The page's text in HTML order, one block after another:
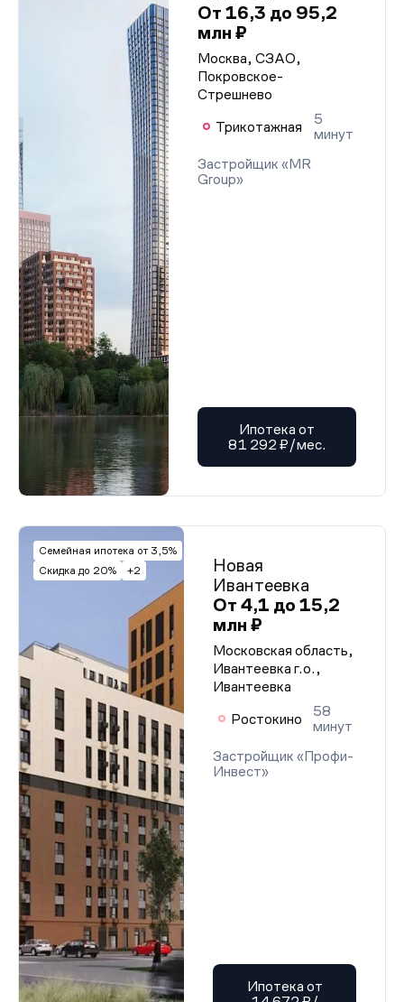
От 16,3 до 95,2
млн ₽
Москва, СЗАО,
Покровское-
Стрешнево
Трикотажная
5
минут
Застройщик «MR
Group»
Ипотека от
81 292 ₽/мес.
Семейная ипотека от 3,5%
Скидка до 20%
+2
Новая
Ивантеевка
От 4,1 до 15,2
млн ₽
Московская область,
Ивантеевка г.о.,
Ивантеевка
Ростокино
58
минут
Застройщик «Профи-
Инвест»
Ипотека от